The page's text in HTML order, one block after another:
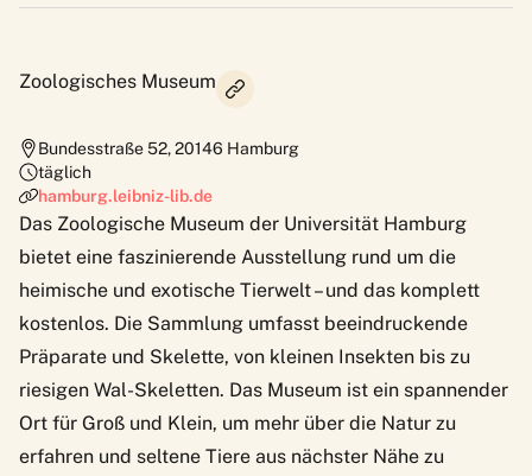
Zoologisches Museum
Bundesstraße 52,20146 Hamburg
täglich
hamburg.leibniz-lib.de
Das Zoologische Museum der Universität Hamburg
bietet eine faszinierende Ausstellung rund um die
heimische und exotische Tierwelt – und das komplett
kostenlos. Die Sammlung umfasst beeindruckende
Präparate und Skelette, von kleinen Insekten bis zu
riesigen Wal-Skeletten. Das Museum ist ein spannender
Ort für Groß und Klein, um mehr über die Natur zu
erfahren und seltene Tiere aus nächster Nähe zu